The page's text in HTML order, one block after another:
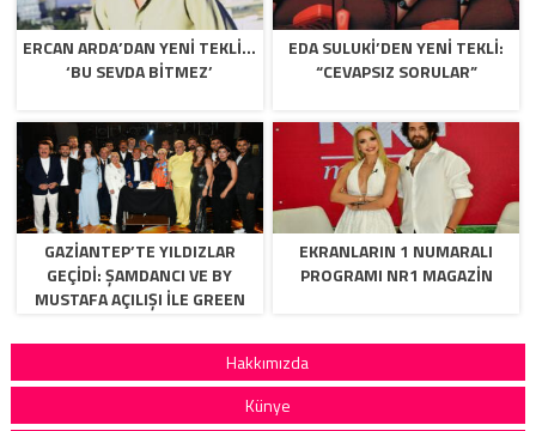
ERCAN ARDA’DAN YENI TEKLI…
‘BU SEVDA BITMEZ’
EDA SULUKI’DEN YENI TEKLI:
“CEVAPSIZ SORULAR”
GAZİANTEP’TE YILDIZLAR
GEÇİDİ: ŞAMDANCI VE BY
MUSTAFA AÇILIŞI İLE GREEN
EKRANLARIN 1 NUMARALI
PROGRAMI NR1 MAGAZIN
Hakkımızda
Künye